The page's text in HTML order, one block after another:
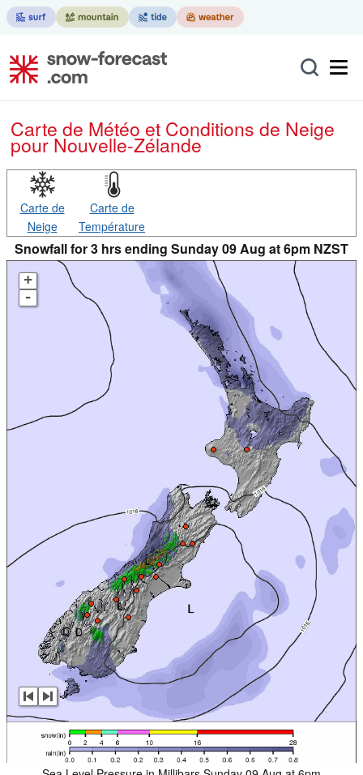
Carte de Météo et Conditions de Neige
pour Nouvelle-Zélande
Carte de
Neige
Carte de
Température
Snowfall for 3 hrs ending Sunday 09 Aug at 6pm NZST
+
-